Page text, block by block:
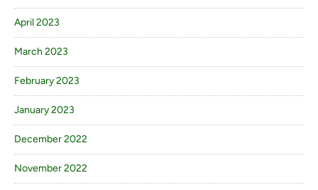
April 2023
March 2023
February 2023
January 2023
December 2022
November 2022